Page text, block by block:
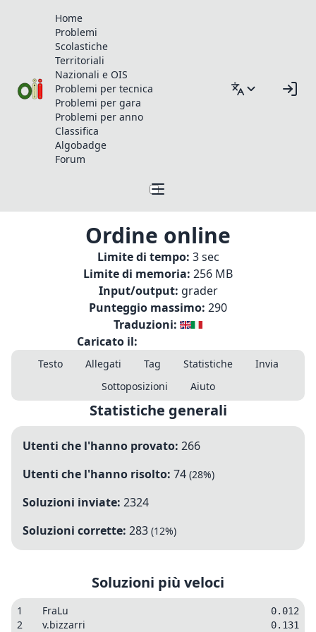
Home
Problemi
Scolastiche
Territoriali
Nazionali e OIS
Problemi per tecnica
Problemi per gara
Problemi per anno
Classifica
Algobadge
Forum
Ordine online
Limite di tempo: 3 sec
Limite di memoria: 256 MB
Input/output: grader
Punteggio massimo: 290
Traduzioni:
Caricato il:
Testo Allegati Tag Statistiche
Invia
Sottoposizioni
Aiuto
Statistiche generali
Utenti che l'hanno provato: 266
Utenti che l'hanno risolto: 74 (28%)
Soluzioni inviate: 2324
Soluzioni corrette: 283 (12%)
Soluzioni più veloci
1 FraLu 0.012
2 v.bizzarri 0.131